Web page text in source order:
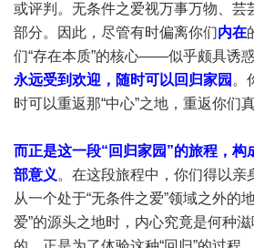
或评判。无条件之爱视万事万物、芸
部分。因此，尽管有时偏离你们内在
们“存在本质”的核心——似乎颇具诱
永远受到欢迎，随时可以回归家园 。
时可以重返那“中心”之地，重返你们
而正是这一段“回归家园”的旅程，构
部意义 。在这段旅程中，你们得以亲
从一个处于“无条件之爱”领域之外的
爱”的源头之地时，内心究竟是何种